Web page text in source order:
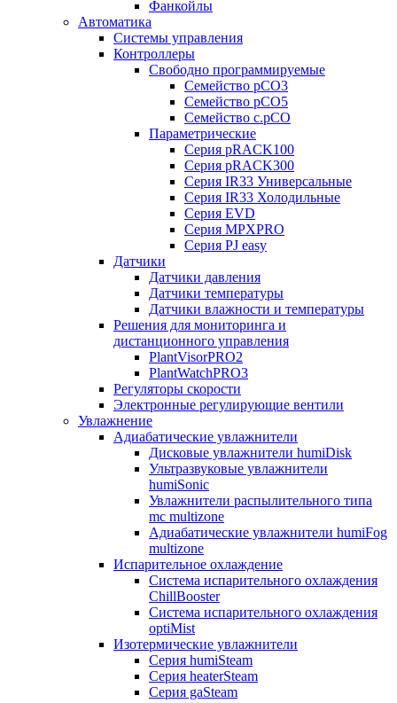
Фанкойлы
Автоматика
Системы управления
Контроллеры
Свободно программируемые
Семейство pCO3
Семейство pCO5
Семейство c.pCO
Параметрические
Серия pRACK100
Серия pRACK300
Серия IR33 Универсальные
Серия IR33 Холодильные
Серия EVD
Серия MPXPRO
Серия PJ easy
Датчики
Датчики давления
Датчики температуры
Датчики влажности и температуры
Решения для мониторинга и
дистанционного управления
PlantVisorPRO2
PlantWatchPRO3
Регуляторы скорости
Электронные регулирующие вентили
Увлажнение
Адиабатические увлажнители
Дисковые увлажнители humiDisk
Ультразвуковые увлажнители
humiSonic
Увлажнители распылительного типа
mc multizone
Адиабатические увлажнители humiFog
multizone
Испарительное охлаждение
Система испарительного охлаждения
ChillBooster
Система испарительного охлаждения
optiMist
Изотермические увлажнители
Серия humiSteam
Серия heaterSteam
Серия gaSteam